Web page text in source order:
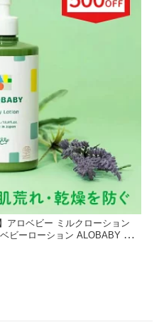
アロベビー ミルクローション
ビーローション ALOBABY 送
クリーム ボディミルク スキ
ズ 保湿剤 無添加 国産【142】